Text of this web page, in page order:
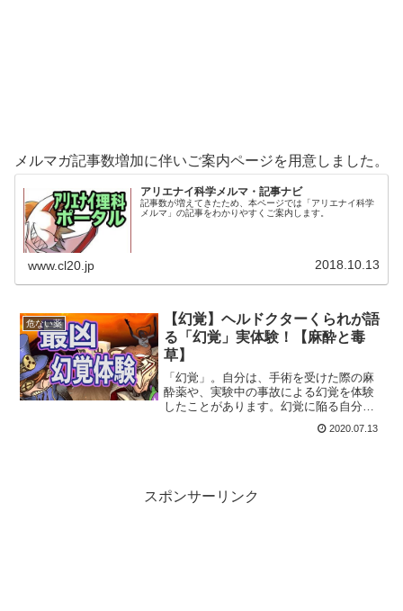
メルマガ記事数増加に伴いご案内ページを用意しました。
アリエナイ科学メルマ・記事ナビ
記事数が増えてきたため、本ページでは「アリエナイ科学
メルマ」の記事をわかりやすくご案内します。
www.cl20.jp 2018.10.13
危ない薬
【幻覚】ヘルドクターくられが語
る「幻覚」実体験！【麻酔と毒
草】
「幻覚」。自分は、手術を受けた際の麻
酔薬や、実験中の事故による幻覚を体験
したことがあります。幻覚に陥る自分を
ものがどうやって構成されているか、脳
2020.07.13
スポンサーリンク